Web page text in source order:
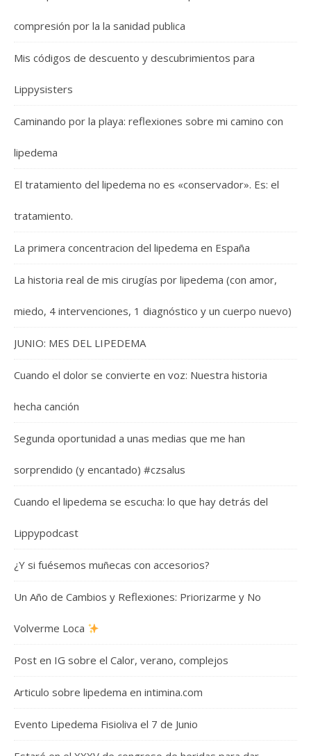
compresión por la la sanidad publica
Mis códigos de descuento y descubrimientos para
Lippysisters
Caminando por la playa: reflexiones sobre mi camino con
lipedema
El tratamiento del lipedema no es «conservador». Es: el
tratamiento.
La primera concentracion del lipedema en España
La historia real de mis cirugías por lipedema (con amor,
miedo, 4 intervenciones, 1 diagnóstico y un cuerpo nuevo)
JUNIO: MES DEL LIPEDEMA
Cuando el dolor se convierte en voz: Nuestra historia
hecha canción
Segunda oportunidad a unas medias que me han
sorprendido (y encantado) #czsalus
Cuando el lipedema se escucha: lo que hay detrás del
Lippypodcast
¿Y si fuésemos muñecas con accesorios?
Un Año de Cambios y Reflexiones: Priorizarme y No
Volverme Loca
Post en IG sobre el Calor, verano, complejos
Articulo sobre lipedema en intimina.com
Evento Lipedema Fisioliva el 7 de Junio